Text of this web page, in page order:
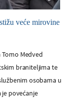
veće mirovine
Medved
braniteljima te
osobama u
povećanje